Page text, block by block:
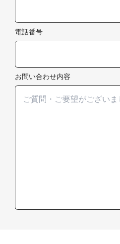
電話番号
お問い合わせ内容